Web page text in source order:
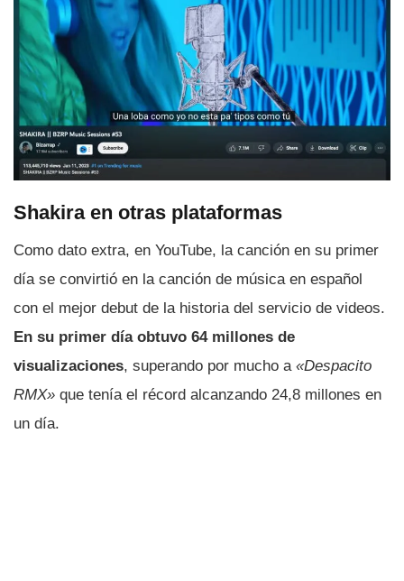
Shakira en otras plataformas
Como dato extra, en YouTube, la canción en su primer
día se convirtió en la canción de música en español
con el mejor debut de la historia del servicio de videos.
En su primer día obtuvo 64 millones de
visualizaciones, superando por mucho a «Despacito
RMX» que tenía el récord alcanzando 24,8 millones en
un día.